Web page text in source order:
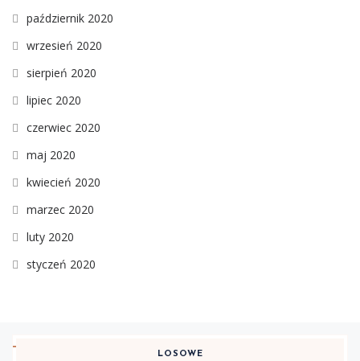
październik 2020
wrzesień 2020
sierpień 2020
lipiec 2020
czerwiec 2020
maj 2020
kwiecień 2020
marzec 2020
luty 2020
styczeń 2020
LOSOWE